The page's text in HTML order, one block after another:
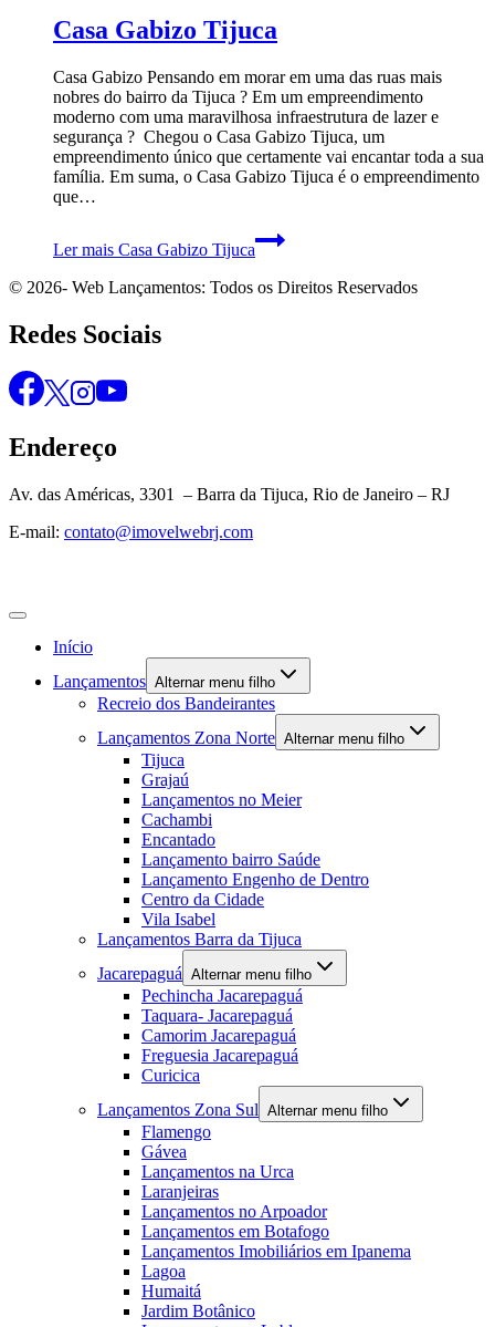
Casa Gabizo Tijuca
Casa Gabizo Pensando em morar em uma das ruas mais
nobres do bairro da Tijuca ? Em um empreendimento
moderno com uma maravilhosa infraestrutura de lazer e
segurança ? Chegou o Casa Gabizo Tijuca, um
empreendimento único que certamente vai encantar toda a sua
família. Em suma, o Casa Gabizo Tijuca é o empreendimento
que…
Ler mais Casa Gabizo Tijuca
© 2026- Web Lançamentos: Todos os Direitos Reservados
Redes Sociais
Endereço
Av. das Américas, 3301 – Barra da Tijuca, Rio de Janeiro – RJ
E-mail: contato@imovelwebrj.com
Início
Lançamentos Alternar menu filho
Recreio dos Bandeirantes
Lançamentos Zona Norte Alternar menu filho
Tijuca
Grajaú
Lançamentos no Meier
Cachambi
Encantado
Lançamento bairro Saúde
Lançamento Engenho de Dentro
Centro da Cidade
Vila Isabel
Lançamentos Barra da Tijuca
Jacarepaguá Alternar menu filho
Pechincha Jacarepaguá
Taquara- Jacarepaguá
Camorim Jacarepaguá
Freguesia Jacarepaguá
Curicica
Lançamentos Zona Sul Alternar menu filho
Flamengo
Gávea
Lançamentos na Urca
Laranjeiras
Lançamentos no Arpoador
Lançamentos em Botafogo
Lançamentos Imobiliários em Ipanema
Lagoa
Humaitá
Jardim Botânico